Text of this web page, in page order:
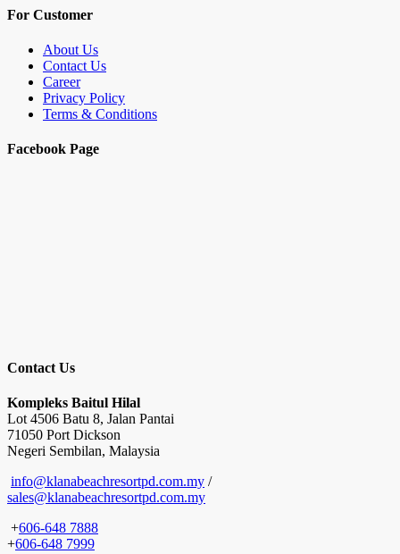
For Customer
About Us
Contact Us
Career
Privacy Policy
Terms & Conditions
Facebook Page
Contact Us
Kompleks Baitul Hilal
Lot 4506 Batu 8, Jalan Pantai
71050 Port Dickson
Negeri Sembilan, Malaysia
info@klanabeachresortpd.com.my /
sales@klanabeachresortpd.com.my
+606-648 7888
+606-648 7999